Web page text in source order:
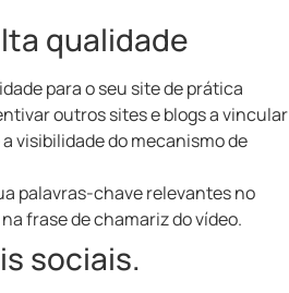
qualidade
para o seu site de prática
outros sites e blogs a vincular
visibilidade do mecanismo de
palavras-chave relevantes no
frase de chamariz do vídeo.
sociais.